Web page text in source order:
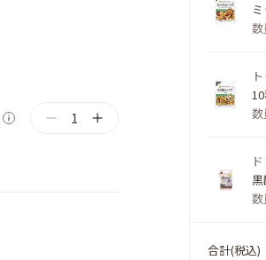
1
数
数
数
合計(税込)